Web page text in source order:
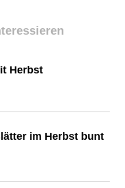
Herbst
im Herbst bunt